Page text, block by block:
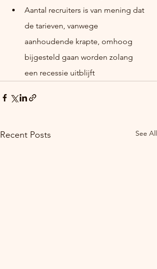
Aantal recruiters is van mening dat
de tarieven, vanwege
aanhoudende krapte, omhoog
bijgesteld gaan worden zolang
een recessie uitblijft
Recent Posts See All